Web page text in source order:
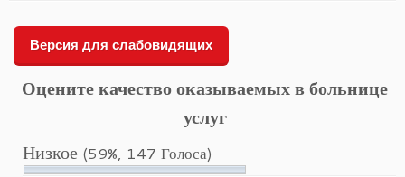
Версия для слабовидящих
Оцените качество оказываемых в больнице
услуг
Низкое (59%, 147 Голоса)